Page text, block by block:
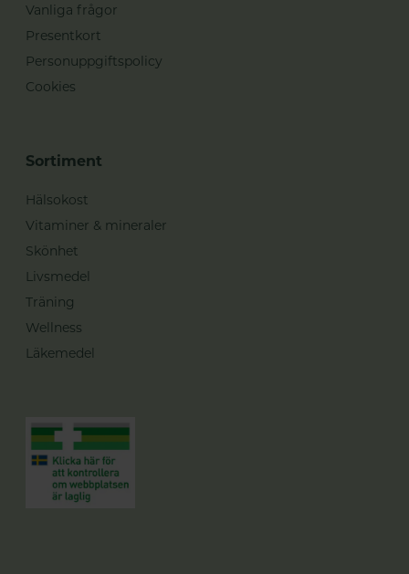
Vanliga frågor
Presentkort
Personuppgiftspolicy
Cookies
Sortiment
Hälsokost
Vitaminer & mineraler
Skönhet
Livsmedel
Träning
Wellness
Läkemedel